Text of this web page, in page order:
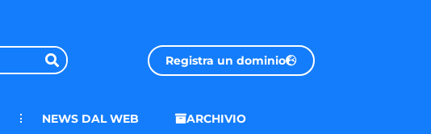
Registra un dominio
NEWS DAL WEB ARCHIVIO